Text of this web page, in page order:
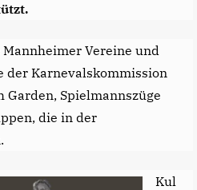
Vereine und
der Karnevalskommission
Garden, Spielmannszüge
die in der
Kul